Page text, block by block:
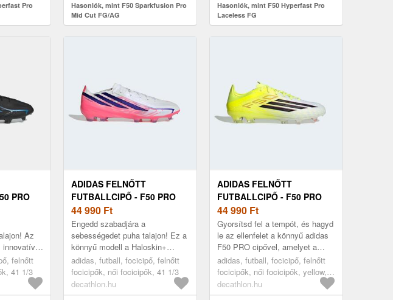
Pro
Hasonlók, mint F50 Sparkfusion Pro
Mid Cut FG/AG
Hasonlók, mint F50 Hyperfast Pro
Laceless FG
PRO
Az
innovatív
súlyt és
felnőtt
41 1/3
ADIDAS FELNŐTT
FUTBALLCIPŐ - F50 PRO
FG
44 990 Ft
Engedd szabadjára a
sebességedet puha talajon! Ez a
könnyű modell a Haloskin+
felsőrészt és a Halocage+ tartást
ötvözi, így gyors irányváltásokat
t...
adidas, futball, focicipő, felnőtt
focicipők, női focicipők, 41 1/3
decathlon.hu
ADIDAS FELNŐTT
FUTBALLCIPŐ - F50 PRO
FG
44 990 Ft
Gyorsítsd fel a tempót, és hagyd
le az ellenfelet a könnyű adidas
F50 PRO cipővel, amelyet a
gyors játékosok számára
terveztek. Élvezd a Sprintplat...
adidas, futball, focicipő, felnőtt
focicipők, női focicipők, yellow,
41 1/3
decathlon.hu